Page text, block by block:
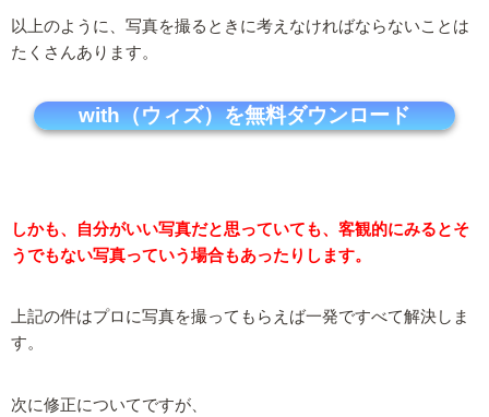
以上のように、写真を撮るときに考えなければならないことは
たくさんあります。
with（ウィズ）を無料ダウンロード
しかも、自分がいい写真だと思っていても、客観的にみるとそ
うでもない写真っていう場合もあったりします。
上記の件はプロに写真を撮ってもらえば一発ですべて解決しま
す。
次に修正についてですが、